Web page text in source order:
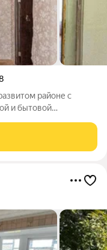
районе с
и бытовой
парк для